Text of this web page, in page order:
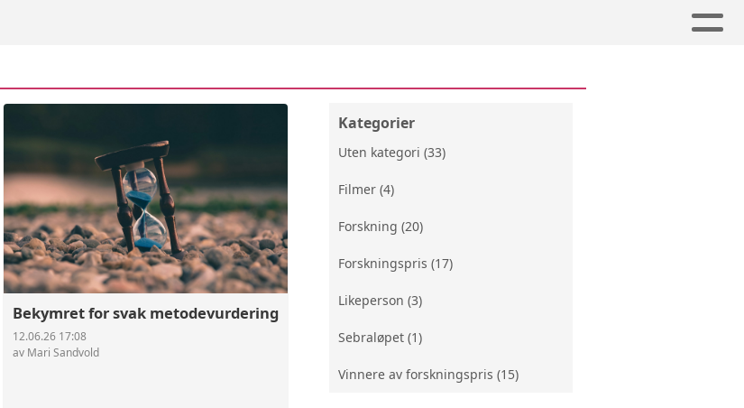
Bekymret for svak metodevurdering
12.06.26 17:08
av Mari Sandvold
Kategorier
Uten kategori (33)
Filmer (4)
Forskning (20)
Forskningspris (17)
Likeperson (3)
Sebraløpet (1)
Vinnere av forskningspris (15)